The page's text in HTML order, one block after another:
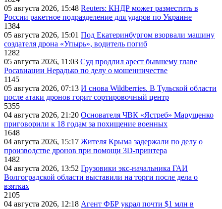
05 августа 2026, 15:48 Reuters: КНДР может разместить в
России ракетное подразделение для ударов по Украине
1384
05 августа 2026, 15:01 Под Екатеринбургом взорвали машину
создателя дрона «Упырь», водитель погиб
1282
05 августа 2026, 11:03 Суд продлил арест бывшему главе
Росавиации Нерадько по делу о мошенничестве
1145
05 августа 2026, 07:13 И снова Wildberries. В Тульской области
после атаки дронов горит сортировочный центр
5355
04 августа 2026, 21:20 Основателя ЧВК «Ястреб» Марущенко
приговорили к 18 годам за похищение военных
1648
04 августа 2026, 15:17 Жителя Крыма задержали по делу о
производстве дронов при помощи 3D‑принтера
1482
04 августа 2026, 13:52 Грузовики экс-начальника ГАИ
Волгоградской области выставили на торги после дела о
взятках
2105
04 августа 2026, 12:18 Агент ФБР украл почти $1 млн в